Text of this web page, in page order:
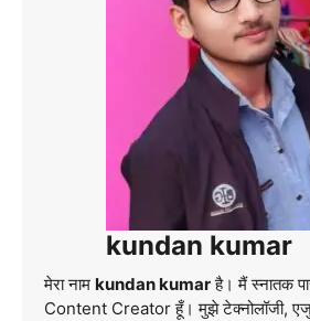
kundan kumar
मेरा नाम kundan kumarहै। मैं स्नातक
Content Creator हूँ। मुझे टेक्नोलॉजी,